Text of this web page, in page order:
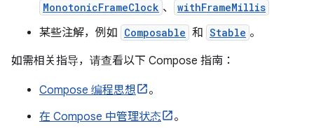
MonotonicFrameClock 、 withFrameMillis
某些注解，例如 Composable 和 Stable 。
如需相关指导，请查看以下 Compose 指南：
Compose 编程思想
。
在 Compose 中管理状态
。